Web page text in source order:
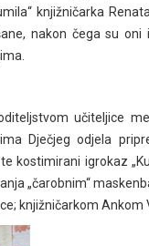
knjižničarka
nakon čega su oni
učiteljice
Dječjeg odjela
kostimirani igrokaz
„čarobnim“
knjižničarkom Ankom